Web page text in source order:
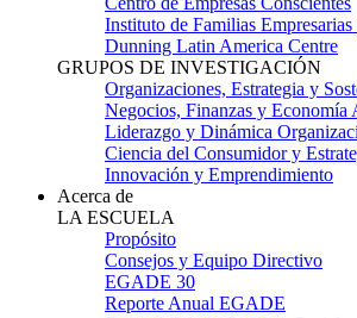
Instituto de Familias
Dunning Latin America Centre
GRUPOS DE INVESTIGACIÓN
Organizaciones, Estrategia y
Negocios, Finanzas y Economía
Liderazgo y Dinámica
Ciencia del Consumidor y
Innovación y Emprendimiento
Acerca de
LA ESCUELA
Propósito
Consejos y Equipo Directivo
EGADE 30
Reporte Anual EGADE